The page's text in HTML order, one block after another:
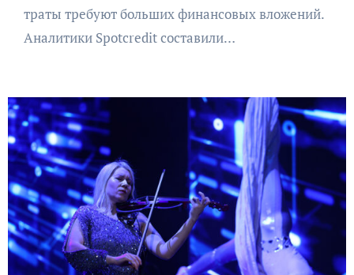
траты требуют больших финансовых вложений.
Аналитики Spotcredit составили…